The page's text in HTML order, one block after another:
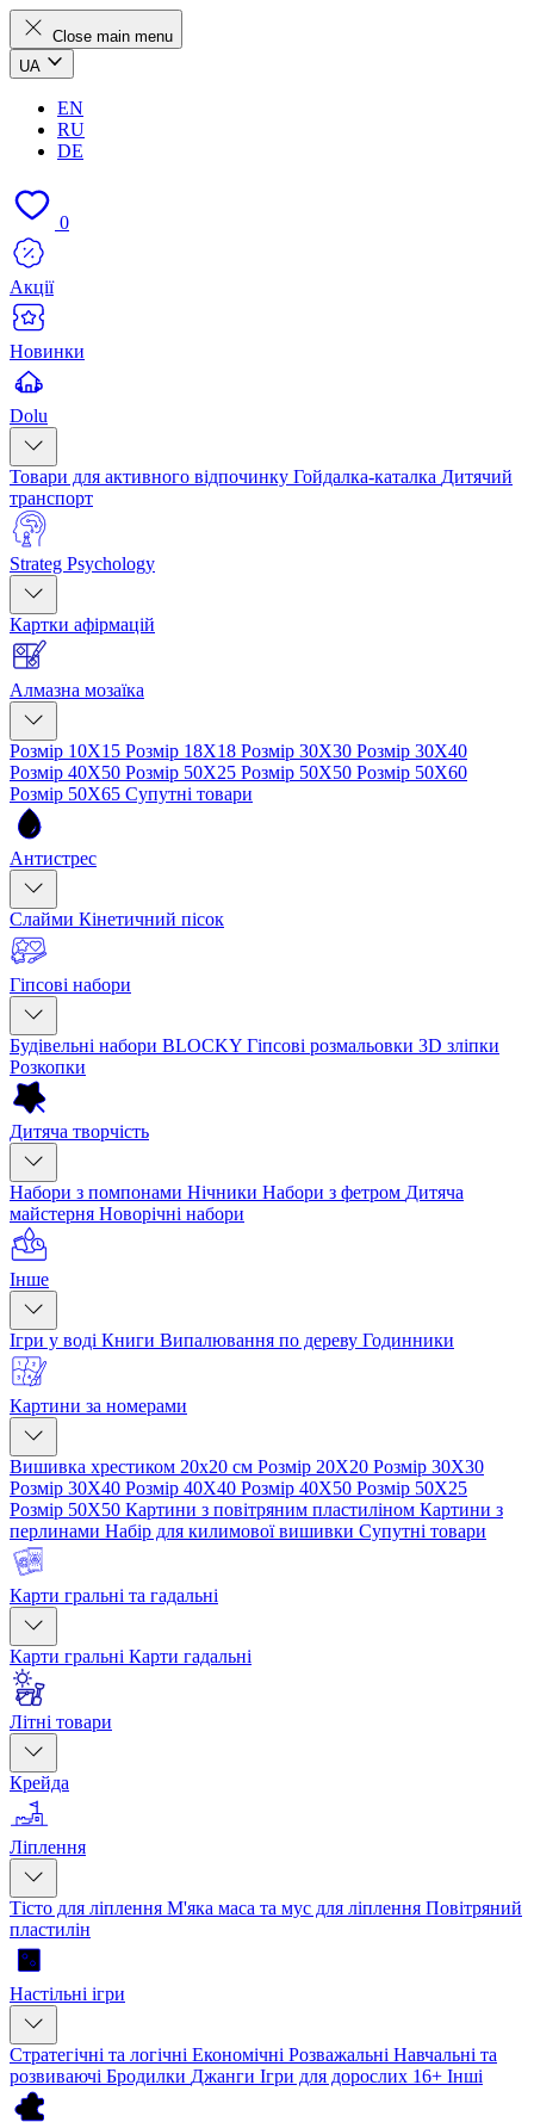
Close main menu
UA
EN
RU
DE
0
Акції
Новинки
Dolu
Товари для активного відпочинку Гойдалка-каталка Дитячий
транспорт
Strateg Psychology
Картки афірмацій
Алмазна мозаїка
Розмір 10Х15 Розмір 18Х18 Розмір 30Х30 Розмір 30Х40
Розмір 40Х50 Розмір 50Х25 Розмір 50Х50 Розмір 50Х60
Розмір 50Х65 Супутні товари
Антистрес
Слайми Кінетичний пісок
Гіпсові набори
Будівельні набори BLOCKY Гіпсові розмальовки 3D зліпки
Розкопки
Дитяча творчість
Набори з помпонами Нічники Набори з фетром Дитяча
майстерня Новорічні набори
Інше
Ігри у воді Книги Випалювання по дереву Годинники
Картини за номерами
Вишивка хрестиком 20х20 см Розмір 20Х20 Розмір 30Х30
Розмір 30Х40 Розмір 40Х40 Розмір 40Х50 Розмір 50Х25
Розмір 50Х50 Картини з повітряним пластиліном Картини з
перлинами Набір для килимової вишивки Супутні товари
Карти гральні та гадальні
Карти гральні Карти гадальні
Літні товари
Крейда
Ліплення
Тісто для ліплення М'яка маса та мус для ліплення Повітряний
пластилін
Настільні ігри
Стратегічні та логічні Економічні Розважальні Навчальні та
розвиваючі Бродилки Джанги Ігри для дорослих 16+ Інші